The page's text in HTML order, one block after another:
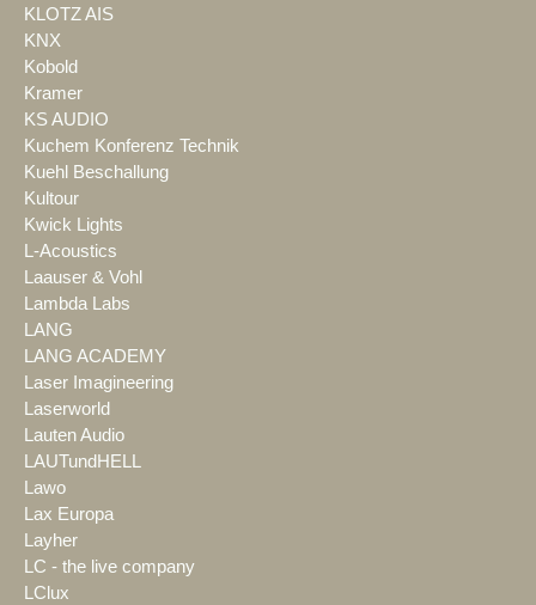
KLOTZ AIS
KNX
Kobold
Kramer
KS AUDIO
Kuchem Konferenz Technik
Kuehl Beschallung
Kultour
Kwick Lights
L-Acoustics
Laauser & Vohl
Lambda Labs
LANG
LANG ACADEMY
Laser Imagineering
Laserworld
Lauten Audio
LAUTundHELL
Lawo
Lax Europa
Layher
LC - the live company
LClux